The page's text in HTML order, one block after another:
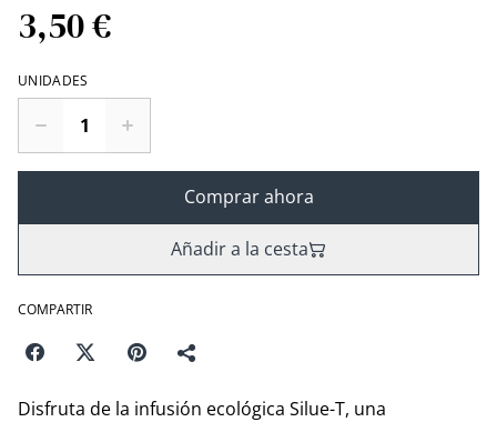
3,50 €
UNIDADES
Comprar ahora
Añadir a la cesta
COMPARTIR
Disfruta de la infusión ecológica Silue-T, una